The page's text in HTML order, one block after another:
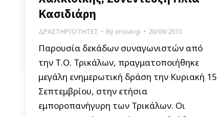
Κασιδιάρη
ΔΡΑΣΤΗΡΙΟΤΗΤΕΣ Byxrisiavgi 20/09/2013
Παρουσία δεκάδων συναγωνιστών από
την Τ.Ο. Τρικάλων, πραγματοποιήθηκε
μεγάλη ενημερωτική δράση την Κυριακή 15
Σεπτεμβρίου, στην ετήσια
εμποροπανήγυρη των Τρικάλων. Οι